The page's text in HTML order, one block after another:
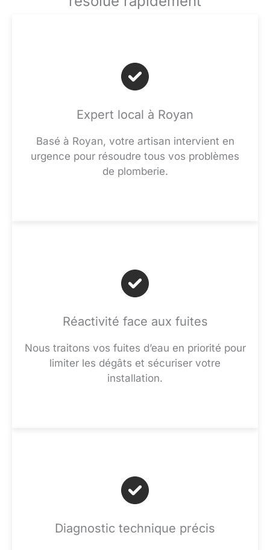
Expert local à Royan
Basé à Royan, votre artisan intervient en
urgence pour résoudre tous vos problèmes
de plomberie.
Réactivité face aux fuites
Nous traitons vos fuites d’eau en priorité pour
limiter les dégâts et sécuriser votre
installation.
Diagnostic technique précis